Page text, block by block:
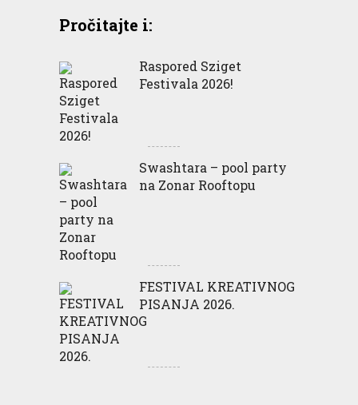
Pročitajte i:
Raspored Sziget
Festivala 2026!
Swashtara – pool party
na Zonar Rooftopu
FESTIVAL KREATIVNOG
PISANJA 2026.